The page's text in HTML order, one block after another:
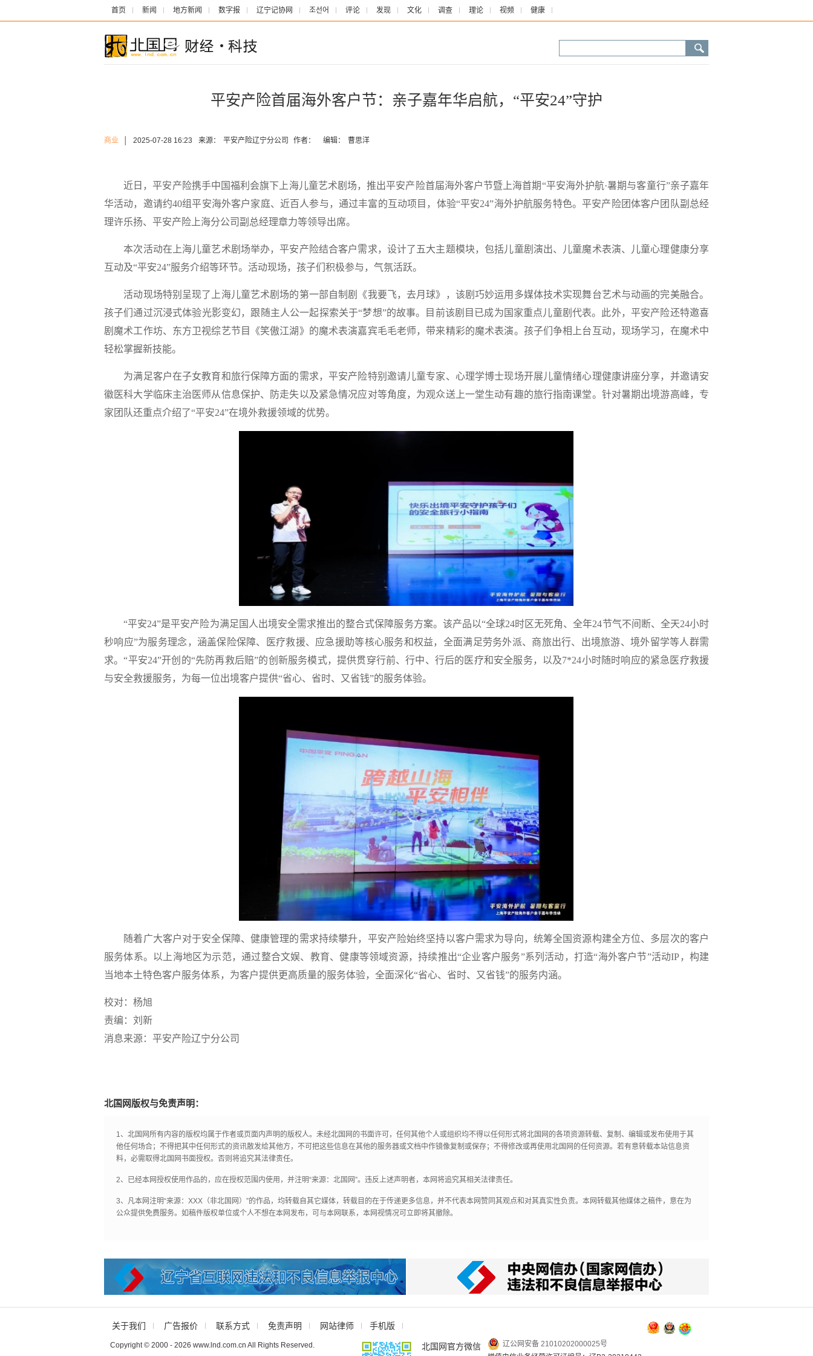
首页 新闻 地方新闻 数字报 辽宁记协网 조선어 评论 发现 文化 调查 理论 视频 健康
平安产险首届海外客户节：亲子嘉年华启航，“平安24”守护
商业 2025-07-28 16:23 来源： 平安产险辽宁分公司 作者： 编辑： 曹思洋
近日，平安产险携手中国福利会旗下上海儿童艺术剧场，推出平安产险首届海外客户节暨上海首期“平安海外护航·暑期与客童行”亲子嘉年
华活动，邀请约40组平安海外客户家庭、近百人参与，通过丰富的互动项目，体验“平安24”海外护航服务特色。平安产险团体客户团队副总经
理许乐扬、平安产险上海分公司副总经理章力等领导出席。
本次活动在上海儿童艺术剧场举办，平安产险结合客户需求，设计了五大主题模块，包括儿童剧演出、儿童魔术表演、儿童心理健康分享
互动及“平安24”服务介绍等环节。活动现场，孩子们积极参与，气氛活跃。
活动现场特别呈现了上海儿童艺术剧场的第一部自制剧《我要飞，去月球》，该剧巧妙运用多媒体技术实现舞台艺术与动画的完美融合。
孩子们通过沉浸式体验光影变幻，跟随主人公一起探索关于“梦想”的故事。目前该剧目已成为国家重点儿童剧代表。此外，平安产险还特邀喜
剧魔术工作坊、东方卫视综艺节目《笑傲江湖》的魔术表演嘉宾毛毛老师，带来精彩的魔术表演。孩子们争相上台互动，现场学习，在魔术中
轻松掌握新技能。
为满足客户在子女教育和旅行保障方面的需求，平安产险特别邀请儿童专家、心理学博士现场开展儿童情绪心理健康讲座分享，并邀请安
徽医科大学临床主治医师从信息保护、防走失以及紧急情况应对等角度，为观众送上一堂生动有趣的旅行指南课堂。针对暑期出境游高峰，专
家团队还重点介绍了“平安24”在境外救援领域的优势。
“平安24”是平安产险为满足国人出境安全需求推出的整合式保障服务方案。该产品以“全球24时区无死角、全年24节气不间断、全天24小时
秒响应”为服务理念，涵盖保险保障、医疗救援、应急援助等核心服务和权益，全面满足劳务外派、商旅出行、出境旅游、境外留学等人群需
求。“平安24”开创的“先防再救后赔”的创新服务模式，提供贯穿行前、行中、行后的医疗和安全服务，以及7*24小时随时响应的紧急医疗救援
与安全救援服务，为每一位出境客户提供“省心、省时、又省钱”的服务体验。
随着广大客户对于安全保障、健康管理的需求持续攀升，平安产险始终坚持以客户需求为导向，统筹全国资源构建全方位、多层次的客户
服务体系。以上海地区为示范，通过整合文娱、教育、健康等领域资源，持续推出“企业客户服务”系列活动，打造“海外客户节”活动IP，构建
当地本土特色客户服务体系，为客户提供更高质量的服务体验，全面深化“省心、省时、又省钱”的服务内涵。
校对：杨旭
责编：刘新
消息来源：平安产险辽宁分公司
北国网版权与免责声明：
1、北国网所有内容的版权均属于作者或页面内声明的版权人。未经北国网的书面许可，任何其他个人或组织均不得以任何形式将北国网的各项资源转载、复制、编辑或发布使用于其
他任何场合；不得把其中任何形式的资讯散发给其他方，不可把这些信息在其他的服务器或文档中作镜像复制或保存；不得修改或再使用北国网的任何资源。若有意转载本站信息资
料，必需取得北国网书面授权。否则将追究其法律责任。
2、已经本网授权使用作品的，应在授权范围内使用，并注明“来源：北国网”。违反上述声明者，本网将追究其相关法律责任。
3、凡本网注明“来源：XXX（非北国网）”的作品，均转载自其它媒体，转载目的在于传递更多信息，并不代表本网赞同其观点和对其真实性负责。本网转载其他媒体之稿件，意在为
公众提供免费服务。如稿件版权单位或个人不想在本网发布，可与本网联系，本网视情况可立即将其撤除。
关于我们 广告报价 联系方式 免责声明 网站律师 手机版
Copyright © 2000 - 2026 www.lnd.com.cn All Rights Reserved. 北国网官方微信
辽公网安备 21010202000025号